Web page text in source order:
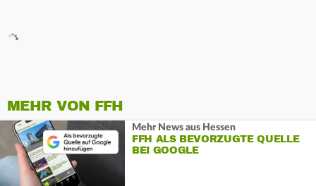
MEHR VON FFH
Mehr News aus Hessen
FFH ALS BEVORZUGTE QUELLE
BEI GOOGLE